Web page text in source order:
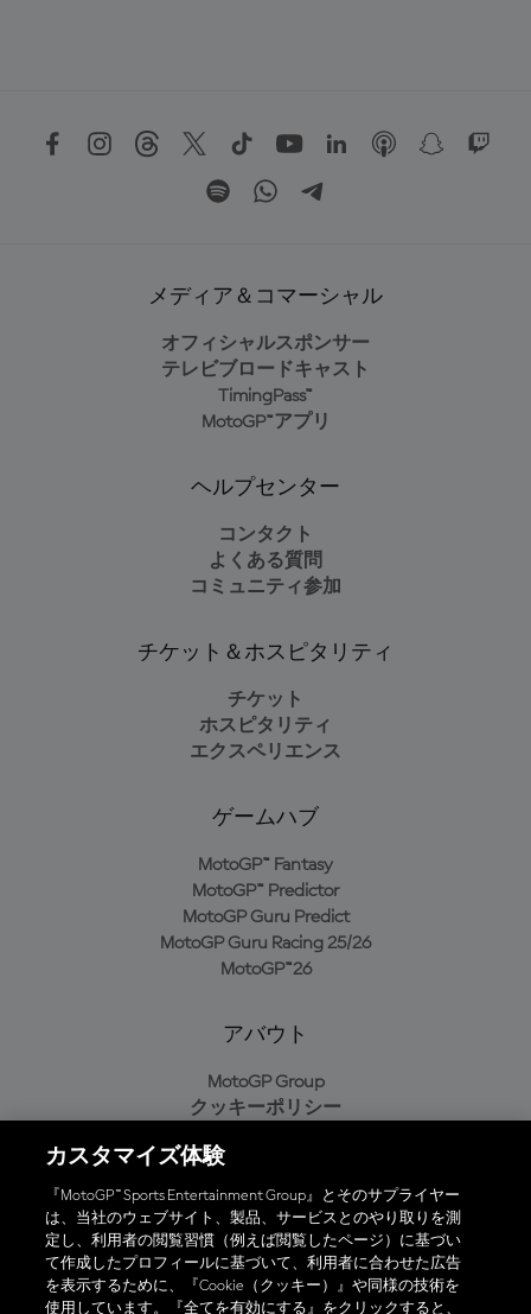
メディア＆コマーシャル
オフィシャルスポンサー
テレビブロードキャスト
TimingPass™
MotoGP™アプリ
ヘルプセンター
コンタクト
よくある質問
コミュニティ参加
チケット＆ホスピタリティ
チケット
ホスピタリティ
エクスペリエンス
ゲームハブ
MotoGP™ Fantasy
MotoGP™ Predictor
MotoGP Guru Predict
MotoGP Guru Racing 25/26
MotoGP™26
アバウト
MotoGP Group
クッキーポリシー
プライバシーポリシー
購入ポリシー
オフィシャルアプリ
カスタマイズ体験
『MotoGP™ Sports Entertainment Group』とそのサプライヤー
は、当社のウェブサイト、製品、サービスとのやり取りを測
定し、利用者の閲覧習慣（例えば閲覧したページ）に基づい
て作成したプロフィールに基づいて、利用者に合わせた広告
を表示するために、『Cookie（クッキー）』や同様の技術を
使用しています。『全てを有効にする』をクリックすると、